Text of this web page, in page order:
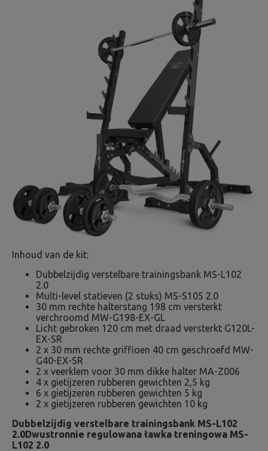
Inhoud van de kit:
Dubbelzijdig verstelbare trainingsbank MS-L102
2.0
Multi-level statieven (2 stuks) MS-S105 2.0
30 mm rechte halterstang 198 cm versterkt
verchroomd MW-G198-EX-GL
Licht gebroken 120 cm met draad versterkt G120L-
EX-SR
2 x 30 mm rechte griffioen 40 cm geschroefd MW-
G40-EX-SR
2 x veerklem voor 30 mm dikke halter MA-Z006
4 x gietijzeren rubberen gewichten 2,5 kg
6 x gietijzeren rubberen gewichten 5 kg
2 x gietijzeren rubberen gewichten 10 kg
Dubbelzijdig verstelbare trainingsbank MS-L102
2.0Dwustronnie regulowana ławka treningowa MS-
L102 2.0